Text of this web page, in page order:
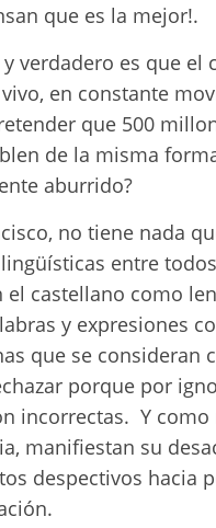
que es la mejor!.
verdadero es que el
en constante
que 500
de la misma
aburrido?
no tiene nada
entre
castellano como
y expresiones
que se consideran
porque por
incorrectas. Y como
manifiestan su
despectivos hacia